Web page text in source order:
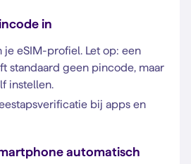
in
je eSIM-profiel. Let op: een
standaard geen pincode, maar
instellen.
bij apps en
automatisch